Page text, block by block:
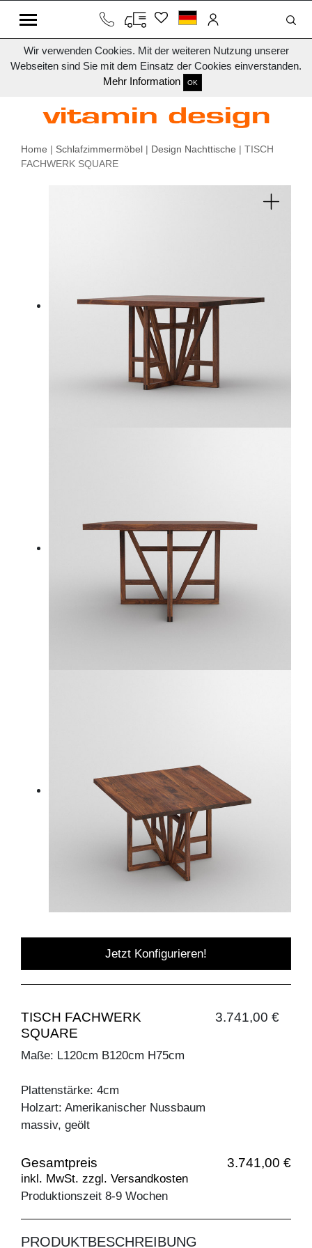
Wir verwenden Cookies. Mit der weiteren Nutzung unserer
Webseiten sind Sie mit dem Einsatz der Cookies einverstanden.
Mehr Information
OK
Home | Schlafzimmermöbel | Design Nachttische | TISCH
FACHWERK SQUARE
Jetzt Konfigurieren!
TISCH FACHWERK
SQUARE
3.741,00 €
Maße: L120cm B120cm H75cm
Plattenstärke: 4cm
Holzart: Amerikanischer Nussbaum
massiv, geölt
Gesamtpreis 3.741,00 €
inkl. MwSt. zzgl. Versandkosten
Produktionszeit 8-9 Wochen
PRODUKTBESCHREIBUNG